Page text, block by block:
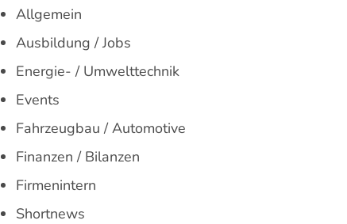
Allgemein
Ausbildung / Jobs
Energie- / Umwelttechnik
Events
Fahrzeugbau / Automotive
Finanzen / Bilanzen
Firmenintern
Shortnews